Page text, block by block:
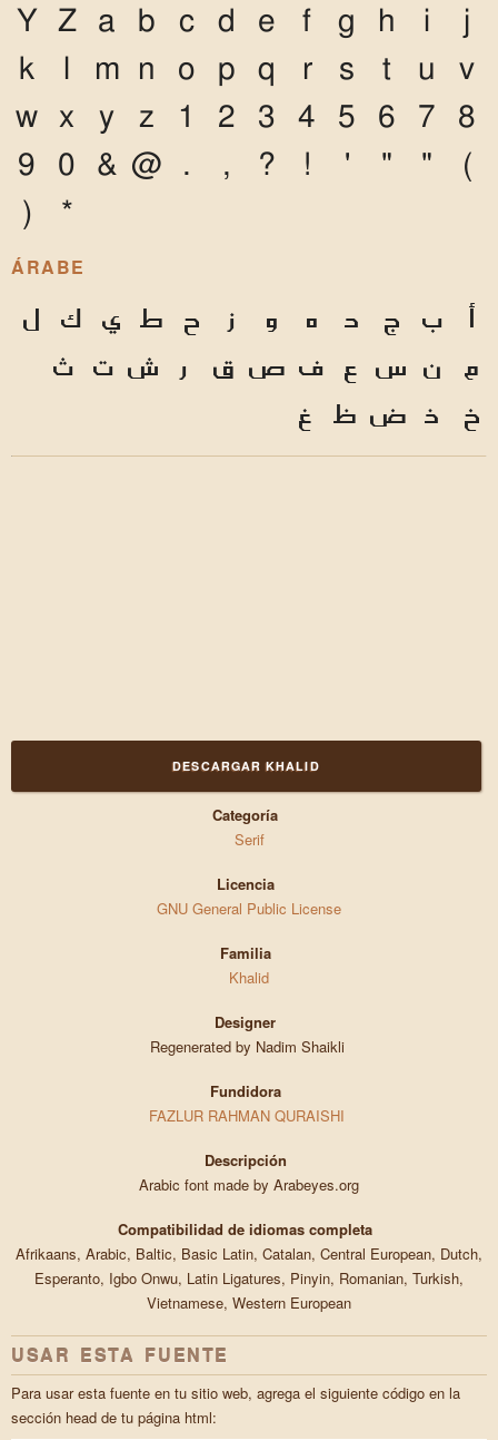
Y Z a b c d e f g h i
j
k
l m n o p q r s t u v
w x y z 1 2 3 4 5 6 7 8
9 0 & @ . , ? ! ' " "
(
)
*
ÁRABE
أ ب ج د ه و ز ح ط ي ك ل
م ن س ع ف ص ق ر ش ت ث
خ ذ ض ظ غ
DESCARGAR KHALID
Categoría
Serif
Licencia
GNU General Public License
Familia
Khalid
Designer
Regenerated by Nadim Shaikli
Fundidora
FAZLUR RAHMAN QURAISHI
Descripción
Arabic font made by Arabeyes.org
Compatibilidad de idiomas completa
Afrikaans, Arabic, Baltic, Basic Latin, Catalan, Central European, Dutch,
Esperanto, Igbo Onwu, Latin Ligatures, Pinyin, Romanian, Turkish,
Vietnamese, Western European
USAR ESTA FUENTE
Para usar esta fuente en tu sitio web, agrega el siguiente código en la
sección head de tu página html: